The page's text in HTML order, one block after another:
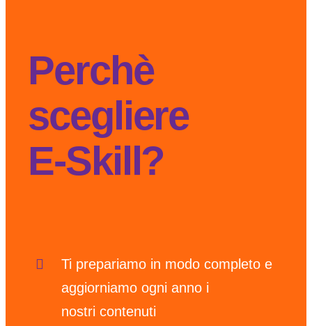
Perchè
scegliere
E-Skill?
Ti prepariamo in modo completo e
aggiorniamo ogni anno i
nostri contenuti
Formatrice, Counselor e
Coach Professionista